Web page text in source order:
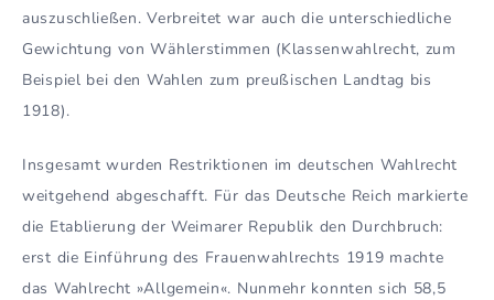
auszuschließen. Verbreitet war auch die unterschiedliche
Gewichtung von Wählerstimmen (Klassenwahlrecht, zum
Beispiel bei den Wahlen zum preußischen Landtag bis
1918).
Insgesamt wurden Restriktionen im deutschen Wahlrecht
weitgehend abgeschafft. Für das Deutsche Reich markierte
die Etablierung der Weimarer Republik den Durchbruch:
erst die Einführung des Frauenwahlrechts 1919 machte
das Wahlrecht »Allgemein«. Nunmehr konnten sich 58,5